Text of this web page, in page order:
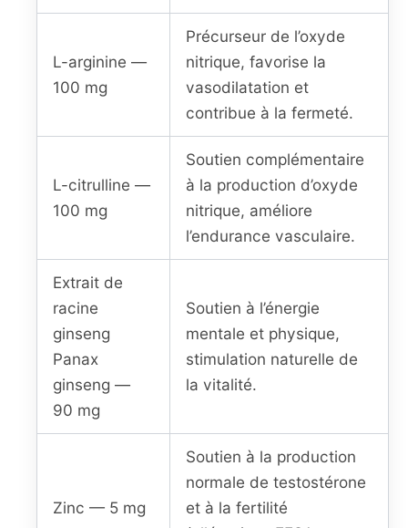
L-arginine —
100 mg
Précurseur de l’oxyde
nitrique, favorise la
vasodilatation et
contribue à la fermeté.
L-citrulline —
100 mg
Soutien complémentaire
à la production d’oxyde
nitrique, améliore
l’endurance vasculaire.
Extrait de
racine
ginseng
Panax
ginseng —
90 mg
Soutien à l’énergie
mentale et physique,
stimulation naturelle de
la vitalité.
Zinc — 5 mg
Soutien à la production
normale de testostérone
et à la fertilité